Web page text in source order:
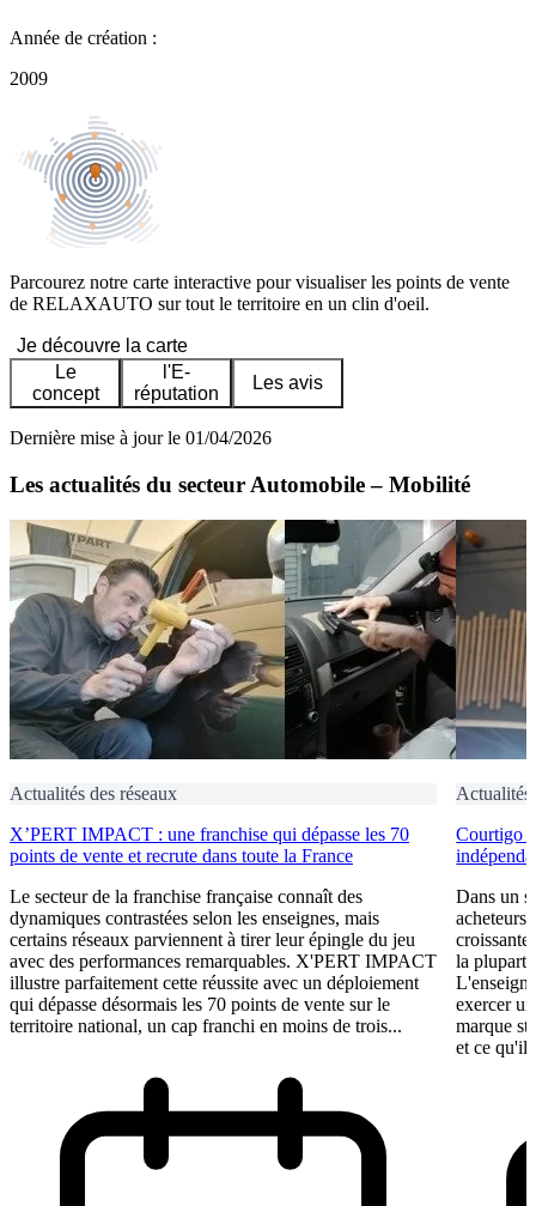
Année de création :
2009
Parcourez notre carte interactive pour visualiser les points de vente
de RELAXAUTO sur tout le territoire en un clin d'oeil.
Je découvre la carte
Le
concept
l'E-
réputation
Les avis
Dernière mise à jour le 01/04/2026
Les actualités du secteur Automobile – Mobilité
Actualités des réseaux
X’PERT IMPACT : une franchise qui dépasse les 70
points de vente et recrute dans toute la France
Le secteur de la franchise française connaît des
dynamiques contrastées selon les enseignes, mais
certains réseaux parviennent à tirer leur épingle du jeu
avec des performances remarquables. X'PERT IMPACT
illustre parfaitement cette réussite avec un déploiement
qui dépasse désormais les 70 points de vente sur le
territoire national, un cap franchi en moins de trois...
Actualités
Courtigo :
Dans un
acheteurs
la plupart
exercer
marque
et ce qu'il